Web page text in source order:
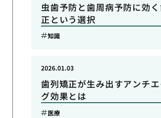
虫歯予防と歯周病予防に効
正という選択
知識
歯列矯正が生み出すアンチ
グ効果とは
2026.01.03
医療